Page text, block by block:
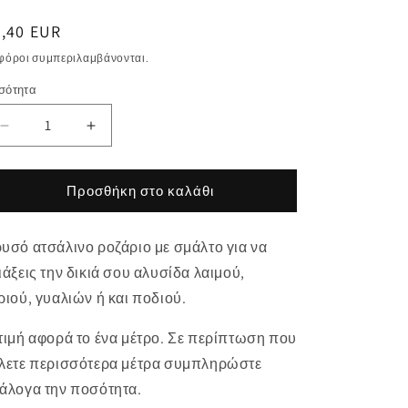
EUR
συμπεριλαμβάνονται.
Μείωση
ποσότητας
για
Ατσάλινη
με
Σμάλτο
2.6mm
Αύξηση
ποσότητας
για
Αλυσίδα
Ατσάλινη
με
Σμάλτο
Προσθήκη στο καλάθι
ατσάλινο ροζάριο με σμάλτο για να
την δικιά σου αλυσίδα λαιμού,
γυαλιών ή και ποδιού.
αφορά το ένα μέτρο. Σε περίπτωση που
περισσότερα μέτρα συμπληρώστε
την ποσότητα.